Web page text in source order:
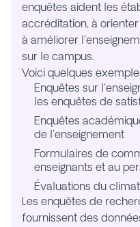
enquêtes aident les
accréditation, à
à améliorer
sur le campus.
Voici quelques
Enquêtes sur
les enquêtes de
Enquêtes
de l'enseignement
Formulaires de
enseignants et au
Évaluations du
Les enquêtes de
fournissent des